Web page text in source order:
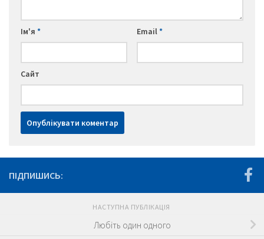
Ім'я * Email*
Сайт
ПІДПИШИСЬ:
НАСТУПНА ПУБЛІКАЦІЯ
Любіть один одного